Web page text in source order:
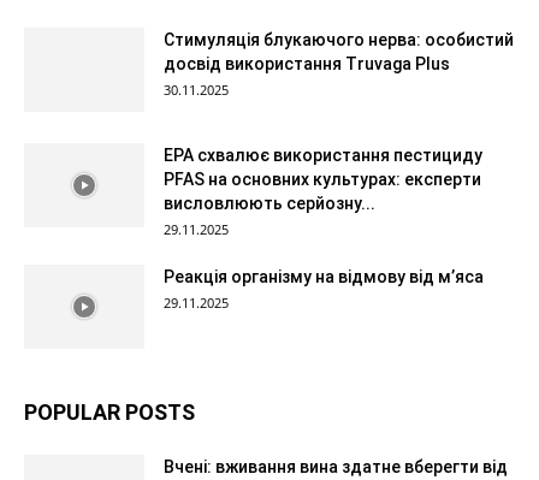
Стимуляція блукаючого нерва: особистий
досвід використання Truvaga Plus
30.11.2025
EPA схвалює використання пестициду
PFAS на основних культурах: експерти
висловлюють серйозну...
29.11.2025
Реакція організму на відмову від м’яса
29.11.2025
POPULAR POSTS
Вчені: вживання вина здатне вберегти від